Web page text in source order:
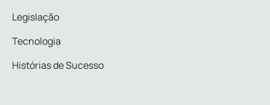
Legislação
Tecnologia
Histórias de Sucesso